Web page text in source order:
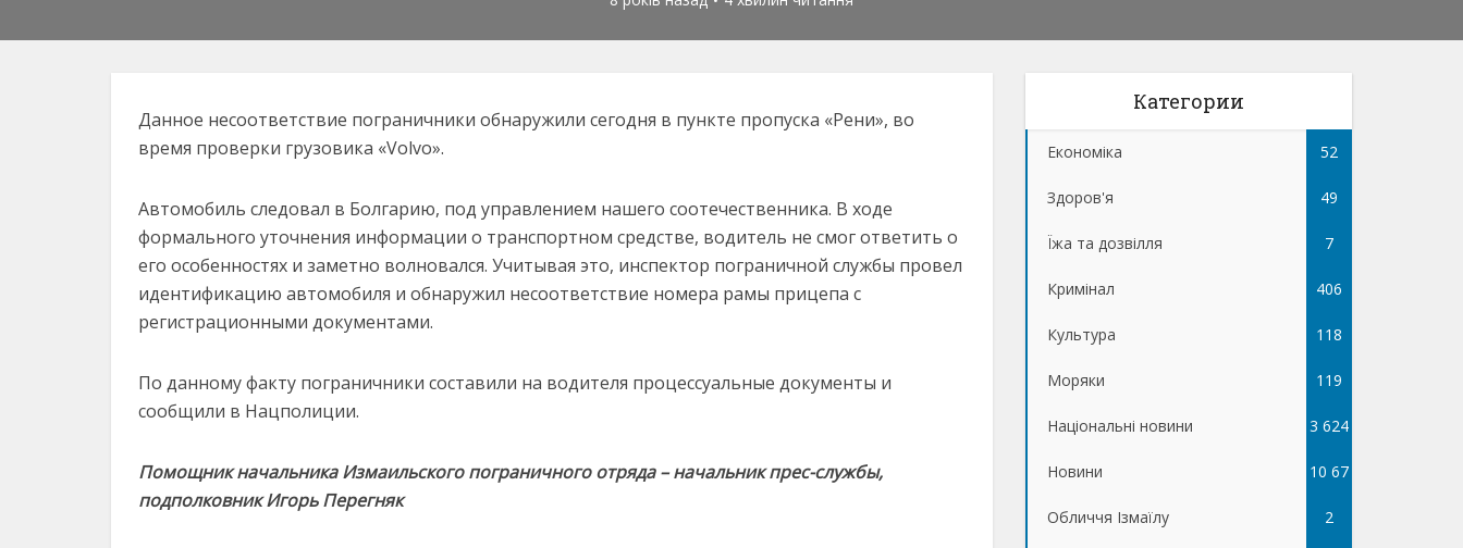
Данное несоответствие пограничники обнаружили сегодня в пункте пропуска «Рени», во
время проверки грузовика «Volvo».
Автомобиль следовал в Болгарию, под управлением нашего соотечественника. В ходе
формального уточнения информации о транспортном средстве, водитель не смог ответить о
его особенностях и заметно волновался. Учитывая это, инспектор пограничной службы провел
идентификацию автомобиля и обнаружил несоответствие номера рамы прицепа с
регистрационными документами.
По данному факту пограничники составили на водителя процессуальные документы и
сообщили в Нацполиции.
Помощник начальника Измаильского пограничного отряда – начальник прес-службы,
подполковник Игорь Перегняк
Категории
Економіка 52
Здоров'я 49
Їжа та дозвілля 7
Кримінал 406
Культура 118
Моряки 119
Національні новини 3 624
Новини 10 67
5
Обличчя Ізмаїлу 2